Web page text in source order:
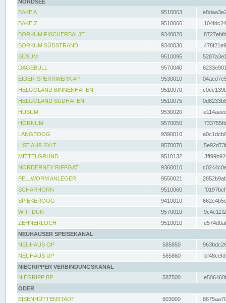
NORDSEE
BAKE A
9510063
BAKE Z
9510066
BORKUM FISCHERBALJE
9340020
BORKUM SÜDSTRAND
9340030
BÜSUM
9510095
DAGEBÜLL
9570040
EIDER-SPERRWERK AP
9530010
HELGOLAND BINNENHAFEN
9510070
HELGOLAND SÜDHAFEN
9510075
HUSUM
9530020
HÖRNUM
9570050
LANGEOOG
9390010
LIST AUF SYLT
9570070
MITTELGRUND
9510132
NORDERNEY RIFFGAT
9360010
PELLWORM ANLEGER
9550021
SCHARHÖRN
9510060
SPIEKEROOG
9410010
WITTDÜN
9570010
ZEHNERLOCH
9510010
NEUHAUSER SPEISEKANAL
NEUHAUS OP
585850
NEUHAUS UP
585860
NIEGRIPPER VERBINDUNGSKANAL
NIEGRIPP BP
587500
ODER
EISENHÜTTENSTADT
603000